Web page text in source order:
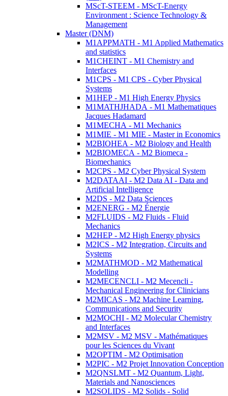
MScT-STEEM - MScT-Energy
Environment : Science Technology &
Management
Master (DNM)
M1APPMATH - M1 Applied Mathematics
and statistics
M1CHEINT - M1 Chemistry and
Interfaces
M1CPS - M1 CPS - Cyber Physical
Systems
M1HEP - M1 High Energy Physics
M1MATHJHADA - M1 Mathematiques
Jacques Hadamard
M1MECHA - M1 Mechanics
M1MIE - M1 MIE - Master in Economics
M2BIOHEA - M2 Biology and Health
M2BIOMECA - M2 Biomeca -
Biomechanics
M2CPS - M2 Cyber Physical System
M2DATAAI - M2 Data AI - Data and
Artificial Intelligence
M2DS - M2 Data Sciences
M2ENERG - M2 Énergie
M2FLUIDS - M2 Fluids - Fluid
Mechanics
M2HEP - M2 High Energy physics
M2ICS - M2 Integration, Circuits and
Systems
M2MATHMOD - M2 Mathematical
Modelling
M2MECENCLI - M2 Mecencli -
Mechanical Engineering for Clinicians
M2MICAS - M2 Machine Learning,
Communications and Security
M2MOCHI - M2 Molecular Chemistry
and Interfaces
M2MSV - M2 MSV - Mathématiques
pour les Sciences du Vivant
M2OPTIM - M2 Optimisation
M2PIC - M2 Projet Innovation Conception
M2QNSLMT - M2 Quantum, Light,
Materials and Nanosciences
M2SOLIDS - M2 Solids - Solid